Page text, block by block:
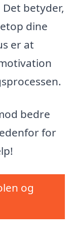
betyder,
dine
er at
bedre
for
og